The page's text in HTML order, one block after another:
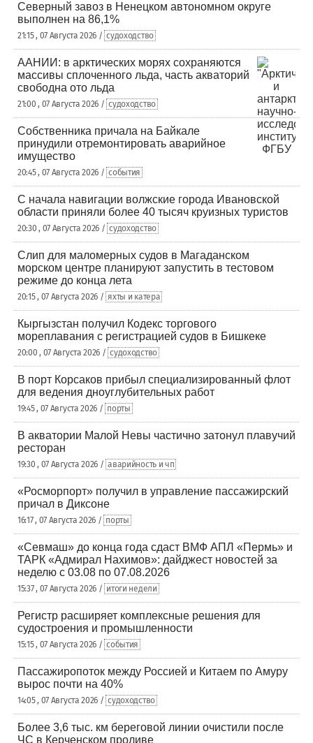
Северный завоз в Ненецком автономном округе
выполнен на 86,1%
21:15 , 07 Августа 2026 / судоходство
ААНИИ: в арктических морях сохраняются
массивы сплоченного льда, часть акваторий
свободна ото льда
21:00 , 07 Августа 2026 / судоходство
Собственника причала на Байкале
принудили отремонтировать аварийное
имущество
20:45 , 07 Августа 2026 / события
С начала навигации волжские города Ивановской
области приняли более 40 тысяч круизных туристов
20:30 , 07 Августа 2026 / судоходство
Слип для маломерных судов в Магаданском
морском центре планируют запустить в тестовом
режиме до конца лета
20:15 , 07 Августа 2026 / яхты и катера
Кыргызстан получил Кодекс торгового
мореплавания с регистрацией судов в Бишкеке
20:00 , 07 Августа 2026 / судоходство
В порт Корсаков прибыл специализированный флот
для ведения дноуглубительных работ
19:45 , 07 Августа 2026 / порты
В акватории Малой Невы частично затонул плавучий
ресторан
19:30 , 07 Августа 2026 / аварийность и чп
«Росморпорт» получил в управление пассажирский
причал в Диксоне
16:17 , 07 Августа 2026 / порты
«Севмаш» до конца года сдаст ВМФ АПЛ «Пермь» и
ТАРК «Адмирал Нахимов»: дайджест новостей за
неделю с 03.08 по 07.08.2026
15:37 , 07 Августа 2026 / итоги недели
Регистр расширяет комплексные решения для
судостроения и промышленности
15:15 , 07 Августа 2026 / события
Пассажиропоток между Россией и Китаем по Амуру
вырос почти на 40%
14:05 , 07 Августа 2026 / судоходство
Более 3,6 тыс. км береговой линии очистили после
ЧС в Керченском проливе